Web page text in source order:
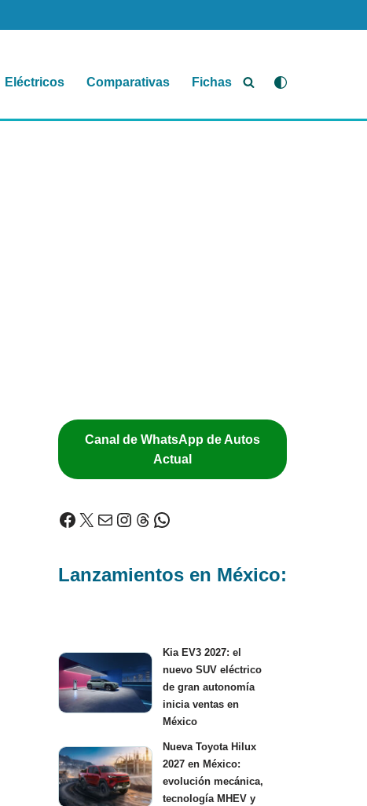
Eléctricos Comparativas Fichas
Canal de WhatsApp de Autos
Actual
Lanzamientos en México:
Kia EV3 2027: el
nuevo SUV eléctrico
de gran autonomía
inicia ventas en
México
Nueva Toyota Hilux
2027 en México:
evolución mecánica,
tecnología MHEV y